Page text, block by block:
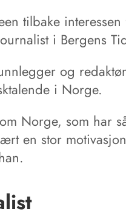
tilbake
i Bergens
og
i Norge.
Norge, som har
en stor